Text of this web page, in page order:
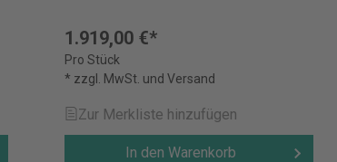
1.919,00 €*
Pro Stück
* zzgl. MwSt. und Versand
Zur Merkliste hinzufügen
In den Warenkorb